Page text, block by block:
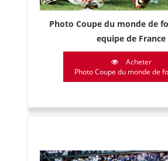
Photo Coupe du monde de
equipe de France
Acheter
Photo Coupe du monde de